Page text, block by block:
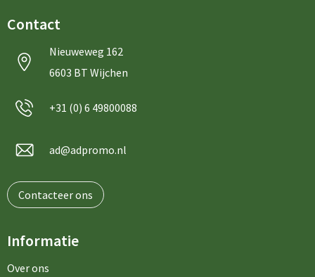
Contact
Nieuweweg 162
6603 BT Wijchen
+31 (0) 6 49800088
ad@adpromo.nl
Contacteer ons
Informatie
Over ons